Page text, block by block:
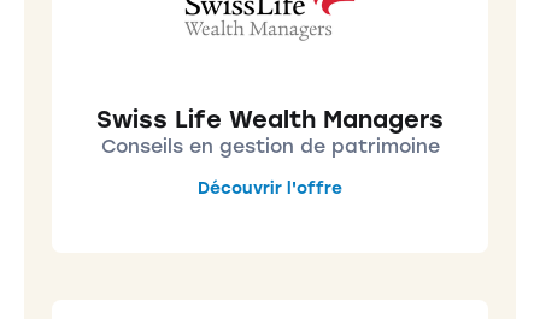
Swiss Life Wealth Managers
Conseils en gestion de patrimoine
Découvrir l'offre